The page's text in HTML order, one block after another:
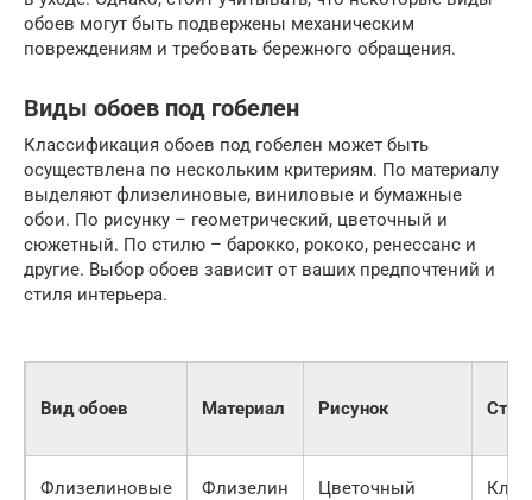
обоев могут быть подвержены механическим
повреждениям и требовать бережного обращения.
Виды обоев под гобелен
Классификация обоев под гобелен может быть
осуществлена по нескольким критериям. По материалу
выделяют флизелиновые, виниловые и бумажные
обои. По рисунку – геометрический, цветочный и
сюжетный. По стилю – барокко, рококо, ренессанс и
другие. Выбор обоев зависит от ваших предпочтений и
стиля интерьера.
Вид обоев Материал Рисунок
Флизелиновые Флизелин Цветочный